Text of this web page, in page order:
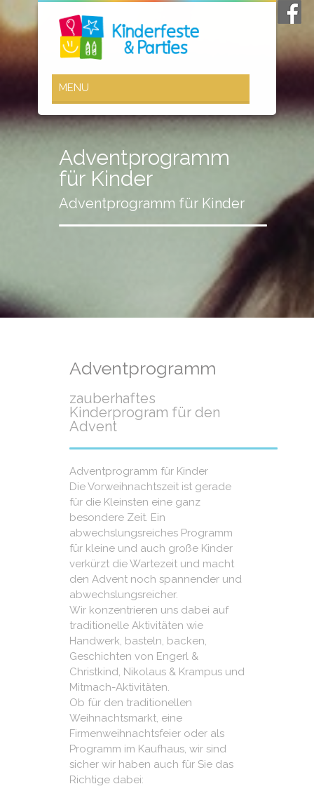
Adventprogramm
für Kinder
Adventprogramm für Kinder
Adventprogramm
zauberhaftes
Kinderprogram für den
Advent
Adventprogramm für Kinder
Die Vorweihnachtszeit ist gerade
für die Kleinsten eine ganz
besondere Zeit. Ein
abwechslungsreiches Programm
für kleine und auch große Kinder
verkürzt die Wartezeit und macht
den Advent noch spannender und
abwechslungsreicher.
Wir konzentrieren uns dabei auf
traditionelle Aktivitäten wie
Handwerk, basteln, backen,
Geschichten von Engerl &
Christkind, Nikolaus & Krampus und
Mitmach-Aktivitäten.
Ob für den traditionellen
Weihnachtsmarkt, eine
Firmenweihnachtsfeier oder als
Programm im Kaufhaus, wir sind
sicher wir haben auch für Sie das
Richtige dabei: